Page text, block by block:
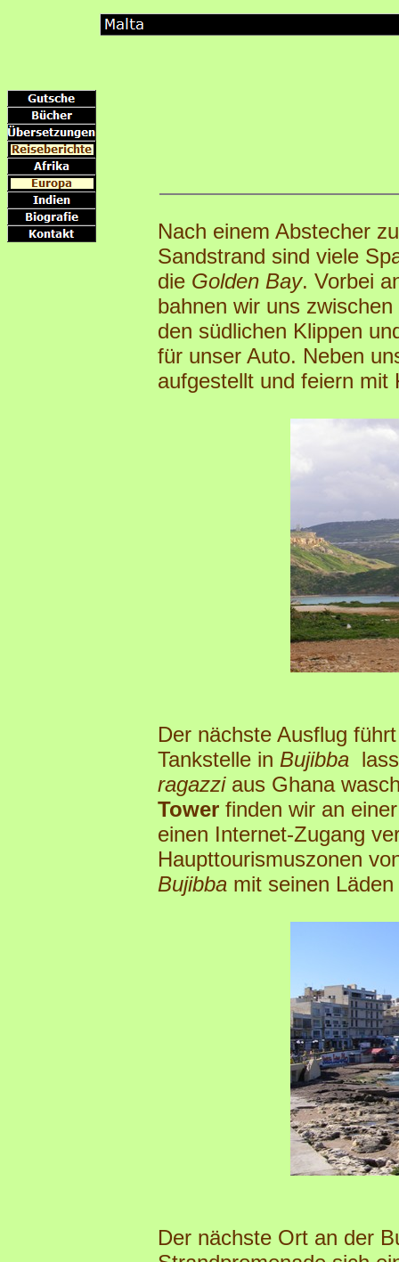
Nach einem Abstecher
Sandstrand sind viele
die Golden Bay. Vorbei
bahnen wir uns
den südlichen Klippen
für unser Auto. Neben
aufgestellt und feiern mit
Der nächste Ausflug
Tankstelle in Bujibba
ragazziaus Ghana
Tower finden wir an
einen Internet-Zugang
Haupttourismuszonen
Bujibba mit seinen
Der nächste Ort an der